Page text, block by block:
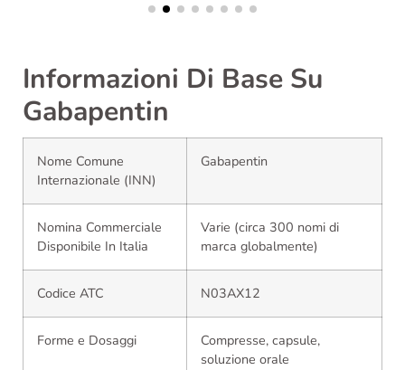
Informazioni Di Base Su
Gabapentin
Nome Comune
Internazionale (INN)
Gabapentin
Nomina Commerciale
Disponibile In Italia
Varie (circa 300 nomi di
marca globalmente)
Codice ATC N03AX12
Forme e Dosaggi
Compresse, capsule,
soluzione orale